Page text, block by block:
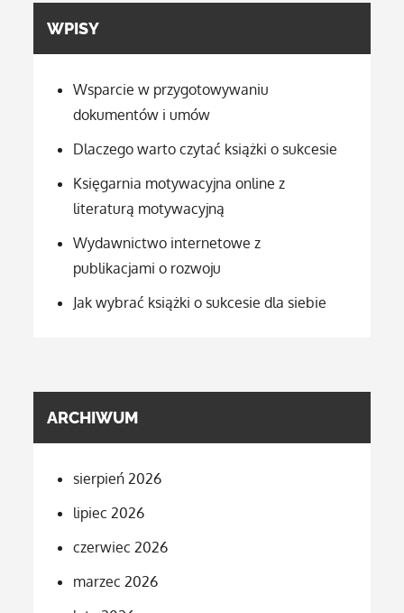
WPISY
Wsparcie w przygotowywaniu
dokumentów i umów
Dlaczego warto czytać książki o sukcesie
Księgarnia motywacyjna online z
literaturą motywacyjną
Wydawnictwo internetowe z
publikacjami o rozwoju
Jak wybrać książki o sukcesie dla siebie
ARCHIWUM
sierpień 2026
lipiec 2026
czerwiec 2026
marzec 2026